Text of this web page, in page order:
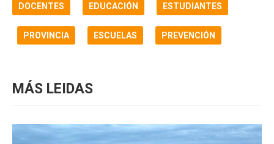
DOCENTES EDUCACIÓN ESTUDIANTES
PROVINCIA ESCUELAS PREVENCIÓN
MÁS LEIDAS